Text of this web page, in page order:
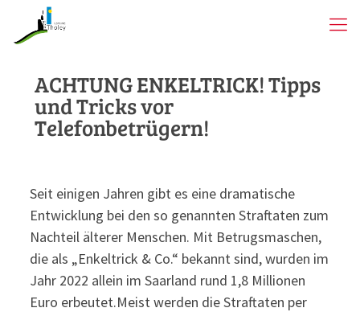
ACHTUNG ENKELTRICK! Tipps
und Tricks vor
Telefonbetrügern!
Seit einigen Jahren gibt es eine dramatische
Entwicklung bei den so genannten Straftaten zum
Nachteil älterer Menschen. Mit Betrugsmaschen,
die als „Enkeltrick & Co.“ bekannt sind, wurden im
Jahr 2022 allein im Saarland rund 1,8 Millionen
Euro erbeutet.Meist werden die Straftaten per